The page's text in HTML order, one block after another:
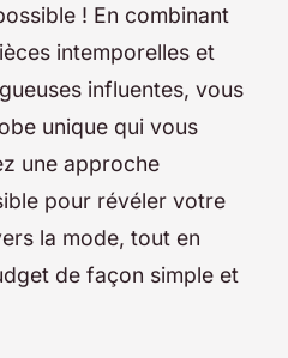
! En combinant
intemporelles et
influentes, vous
unique qui vous
une approche
pour révéler votre
la mode, tout en
de façon simple et